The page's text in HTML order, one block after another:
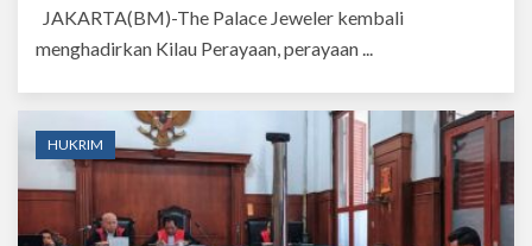
JAKARTA(BM)-The Palace Jeweler kembali
menghadirkan Kilau Perayaan, perayaan ...
HUKRIM